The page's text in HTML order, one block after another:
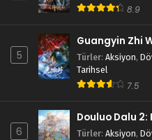
8.9
5
Guangyin Zhi
Türler: Aksiyon,
Tarihsel
7.5
6
Douluo Dalu 2:
Türler: Aksiyon,